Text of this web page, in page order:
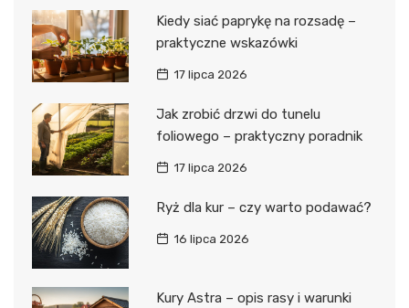
Kiedy siać paprykę na rozsadę –
praktyczne wskazówki
17 lipca 2026
Jak zrobić drzwi do tunelu
foliowego – praktyczny poradnik
17 lipca 2026
Ryż dla kur – czy warto podawać?
16 lipca 2026
Kury Astra – opis rasy i warunki